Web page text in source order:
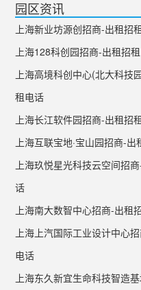
园区资讯
上海新业坊源创招商-出租招
上海128科创园招商-出租招
上海高境科创中心(北大科技
租电话
上海长江软件园招商-出租招
上海互联宝地·宝山园招商-出
上海玖悦星光科技云空间招商
话
上海南大数智中心招商-出租
上海上汽国际工业设计中心招
电话
上海东久新宜生命科技智造基